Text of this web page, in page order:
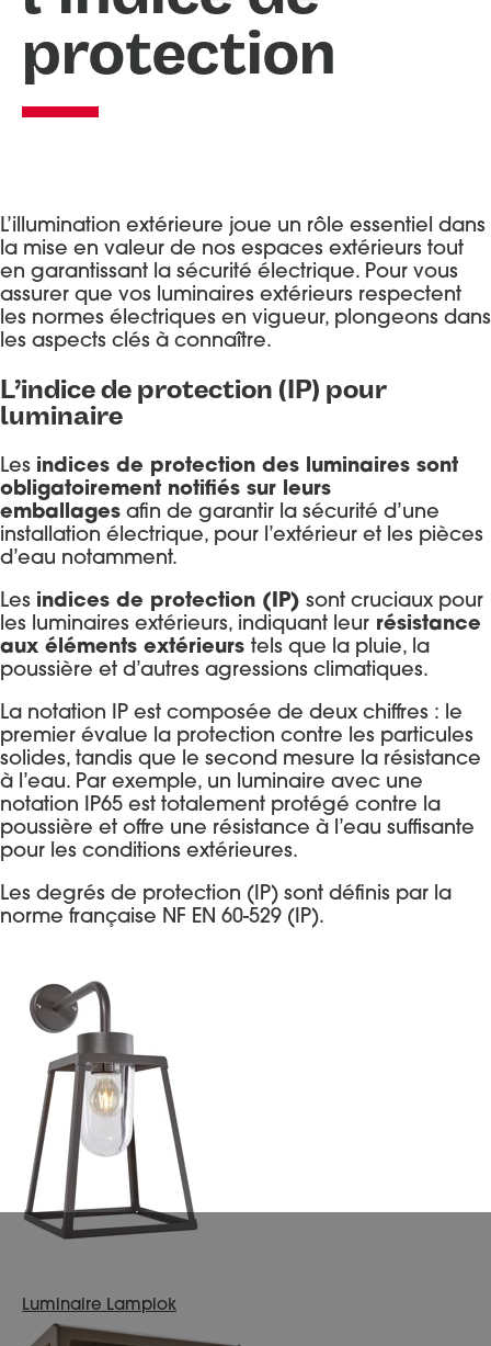
Portes d’entrée Aluminium
Portes d’entrée Acier
Portes d’entrée Mixte Bois / Alu
Entretien et réglages
protection
L’illumination extérieure joue un rôle essentiel dans
la mise en valeur de nos espaces extérieurs tout
en garantissant la sécurité électrique. Pour vous
assurer que vos luminaires extérieurs respectent
les normes électriques en vigueur, plongeons dans
les aspects clés à connaître.
L’indice de protection (IP) pour
luminaire
Les indices de protection des luminaires sont
obligatoirement notifiés sur leurs
emballages afin de garantir la sécurité d’une
installation électrique, pour l’extérieur et les pièces
d’eau notamment.
Les indices de protection (IP) sont cruciaux pour
les luminaires extérieurs, indiquant leur résistance
aux éléments extérieurs tels que la pluie, la
poussière et d’autres agressions climatiques.
La notation IP est composée de deux chiffres : le
premier évalue la protection contre les particules
solides, tandis que le second mesure la résistance
à l’eau. Par exemple, un luminaire avec une
notation IP65 est totalement protégé contre la
poussière et offre une résistance à l’eau suffisante
pour les conditions extérieures.
Les degrés de protection (IP) sont définis par la
norme française NF EN 60-529 (IP).
Luminaire Lampiok